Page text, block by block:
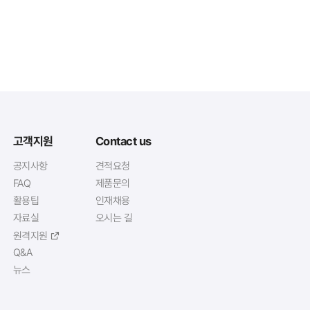
고객지원
공지사항
FAQ
활용팁
자료실
원격지원
Q&A
뉴스
Contact us
견적요청
제품문의
인재채용
오시는 길